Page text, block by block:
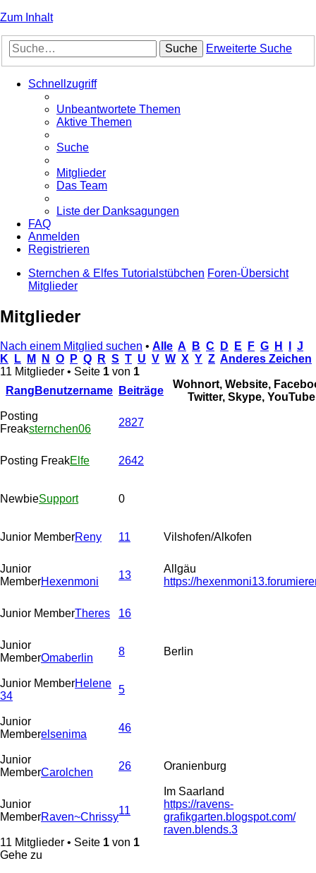
Zum Inhalt
Suche Erweiterte Suche
Schnellzugriff
Unbeantwortete Themen
Aktive Themen
Suche
Mitglieder
Das Team
Liste der Danksagungen
FAQ
Anmelden
Registrieren
Sternchen & Elfes Tutorialstübchen Foren-Übersicht
Mitglieder
Mitglieder
Nach einem Mitglied suchen • Alle A B C D E F G H
J
K
L M N O P Q R S T U V W X Y Z Anderes Zeichen
11 Mitglieder • Seite 1 von 1
Rang Benutzername Beiträge
Wohnort, Website,
Twitter, Skype, YouTube
Posting
Freaksternchen06
2827
Posting FreakElfe 2642
NewbieSupport 0
Junior MemberReny 11 Vilshofen/Alkofen
Junior
MemberHexenmoni
13
Allgäu
https://
Junior MemberTheres 16
Junior
MemberOmaberlin
8 Berlin
Junior MemberHelene
34
5
Junior
Memberelsenima
46
Junior
MemberCarolchen
26 Oranienburg
Junior
MemberRaven~Chrissy
11
Im Saarland
https://ravens-
grafikgarten.blogspot.com/
raven.blends.3
11 Mitglieder • Seite 1 von 1
Gehe zu